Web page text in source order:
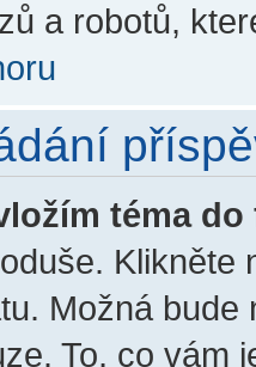
a robotů,
téma do
Klikněte
Možná bude
To, co vám